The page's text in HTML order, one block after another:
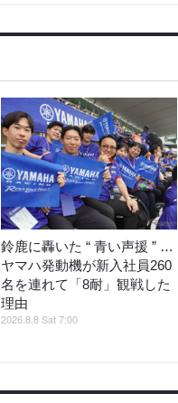
鈴鹿に轟いた “ 青い声援 ” …
ヤマハ発動機が新入社員260
名を連れて「8耐」観戦した
理由
2026.8.8 Sat 7:00